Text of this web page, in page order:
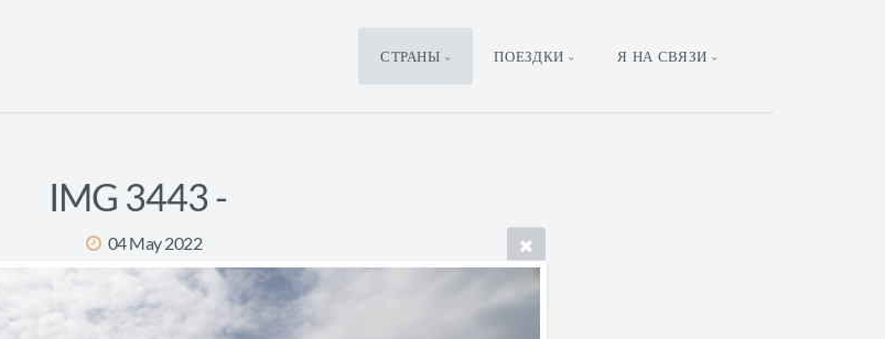
СТРАНЫ ПОЕЗДКИ Я НА СВЯЗИ
IMG 3443 -
04 May 2022